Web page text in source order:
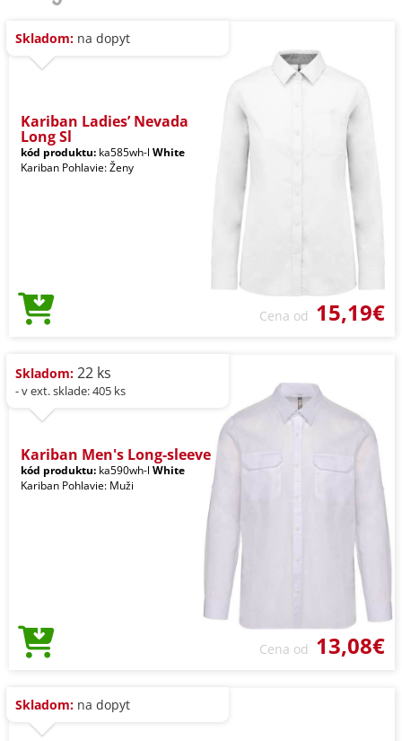
Skladom: na dopyt
Kariban Ladies’ Nevada
Long Sl
kód produktu: ka585wh-l White
Kariban Pohlavie: Ženy
Cena od 15,19€
Skladom: 22 ks
- v ext. sklade: 405 ks
Kariban Men's Long-sleeve
kód produktu: ka590wh-l White
Kariban Pohlavie: Muži
Cena od 13,08€
Skladom: na dopyt